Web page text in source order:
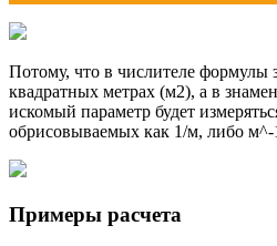
Потому, что в числителе формулы
квадратных метрах (м2), а в
искомый параметр будет
обрисовываемых как 1/м, либо м^-
Примеры расчета